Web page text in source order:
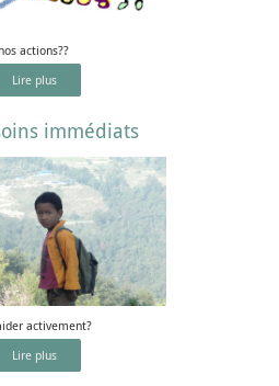
actions??
Lire plus
immédiats
activement?
Lire plus